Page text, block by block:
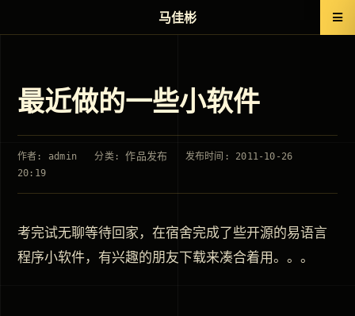
最近做的一些小软件
作者: admin 分类:作品发布
发布时间: 2011-10-26
20:19
考完试无聊等待回家，在宿舍完成了些开源的易语言
程序小软件，有兴趣的朋友下载来凑合着用。。。
马佳彬